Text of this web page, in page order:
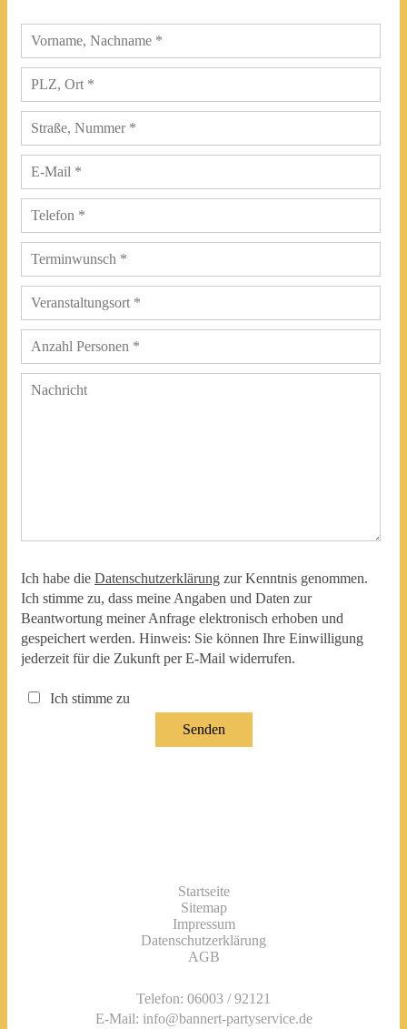
Ich habe die Datenschutzerklärung zur Kenntnis genommen.
Ich stimme zu, dass meine Angaben und Daten zur
Beantwortung meiner Anfrage elektronisch erhoben und
gespeichert werden. Hinweis: Sie können Ihre Einwilligung
jederzeit für die Zukunft per E-Mail widerrufen.
Ich stimme zu
Senden
Navigation
überspringen
Startseite
Sitemap
Impressum
Datenschutzerklärung
AGB
Telefon: 06003 / 92121
E-Mail: info@bannert-partyservice.de